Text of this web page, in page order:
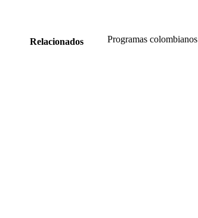
Relacionados Programas colombianos